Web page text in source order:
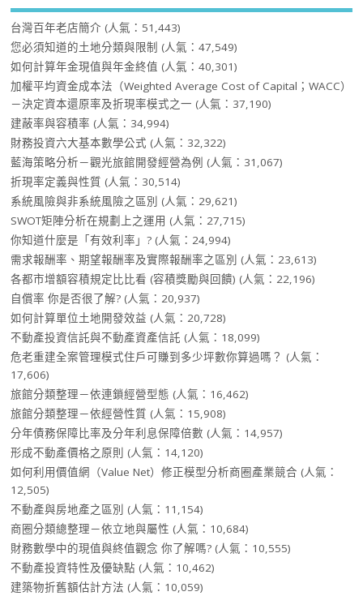
台灣百年老店簡介 (人氣：51,443)
您必須知道的土地分類與限制 (人氣：47,549)
如何計算年金現值與年金終值 (人氣：40,301)
加權平均資金成本法（Weighted Average Cost of Capital；WACC）
－決定資本還原率及折現率模式之一 (人氣：37,190)
建蔽率與容積率 (人氣：34,994)
財務投資六大基本數學公式 (人氣：32,322)
藍海策略分析－觀光旅館開發經營為例 (人氣：31,067)
折現率定義與性質 (人氣：30,514)
系統風險與非系統風險之區別 (人氣：29,621)
SWOT矩陣分析在規劃上之運用 (人氣：27,715)
你知道什麼是「有效利率」? (人氣：24,994)
需求報酬率、期望報酬率及實際報酬率之區別 (人氣：23,613)
各都市增額容積規定比比看 (容積獎勵與回饋) (人氣：22,196)
自償率 你是否很了解? (人氣：20,937)
如何計算單位土地開發效益 (人氣：20,728)
不動產投資信託與不動產資產信託 (人氣：18,099)
危老重建全案管理模式住戶可賺到多少坪數你算過嗎？ (人氣：
17,606)
旅館分類整理－依連鎖經營型態 (人氣：16,462)
旅館分類整理－依經營性質 (人氣：15,908)
分年債務保障比率及分年利息保障倍數 (人氣：14,957)
形成不動產價格之原則 (人氣：14,120)
如何利用價值網（Value Net）修正模型分析商圈產業競合 (人氣：
12,505)
不動產與房地產之區別 (人氣：11,154)
商圈分類總整理－依立地與屬性 (人氣：10,684)
財務數學中的現值與終值觀念 你了解嗎? (人氣：10,555)
不動產投資特性及優缺點 (人氣：10,462)
建築物折舊額估計方法 (人氣：10,059)